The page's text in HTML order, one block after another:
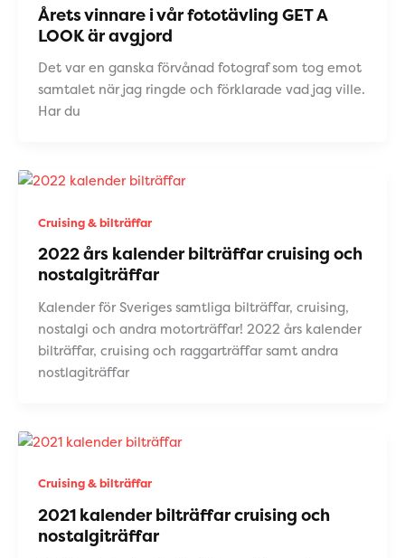
Årets vinnare i vår fototävling GET A
LOOK är avgjord
Det var en ganska förvånad fotograf som tog emot
samtalet när jag ringde och förklarade vad jag ville.
Har du
Cruising & bilträffar
2022 års kalender bilträffar cruising och
nostalgiträffar
Kalender för Sveriges samtliga bilträffar, cruising,
nostalgi och andra motorträffar! 2022 års kalender
bilträffar, cruising och raggarträffar samt andra
nostlagiträffar
Cruising & bilträffar
2021 kalender bilträffar cruising och
nostalgiträffar